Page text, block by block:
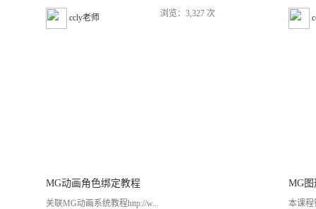
ccly老师 浏览：3,327 次
MG动画角色绑定教程
关联MG动画系统教程http://w...
MG
本课程